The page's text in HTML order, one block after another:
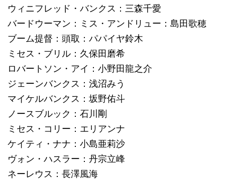
ウィニフレッド・バンクス：三森千愛
バードウーマン：ミス・アンドリュー：島田歌穂
ブーム提督：頭取：パパイヤ鈴木
ミセス・ブリル：久保田磨希
ロバートソン・アイ：小野田龍之介
ジェーンバンクス：浅沼みう
マイケルバンクス：坂野佑斗
ノースブルック：石川剛
ミセス・コリー：エリアンナ
ケイティ・ナナ：小島亜莉沙
ヴォン・ハスラー：丹宗立峰
ネーレウス：長澤風海